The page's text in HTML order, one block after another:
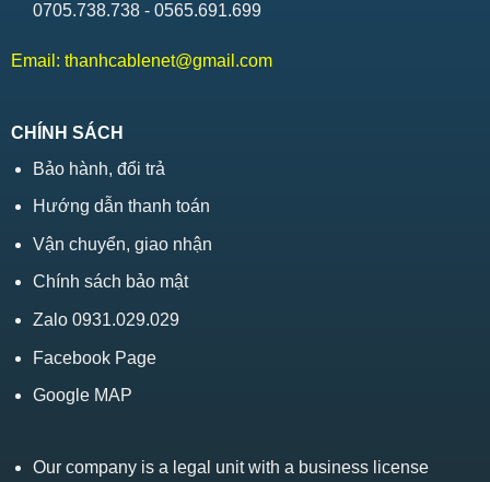
0705.738.738 - 0565.691.699
Email: thanhcablenet@gmail.com
CHÍNH SÁCH
Bảo hành, đổi trả
Hướng dẫn thanh toán
Vận chuyển, giao nhận
Chính sách bảo mật
Zalo 0931.029.029
Facebook Page
Google MAP
Our company is a legal unit with a business license